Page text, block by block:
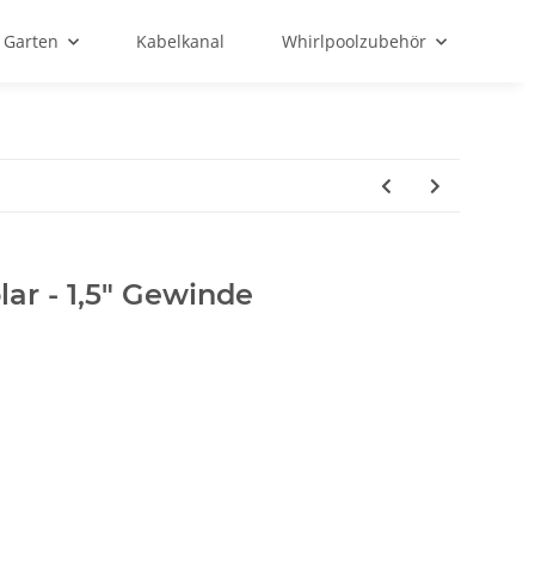
Garten Kabelkanal Whirlpoolzubehör
- 1,5" Gewinde